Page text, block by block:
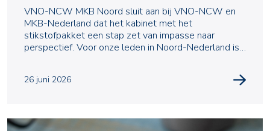
VNO-NCW MKB Noord sluit aan bij VNO-NCW en
MKB-Nederland dat het kabinet met het
stikstofpakket een stap zet van impasse naar
perspectief. Voor onze leden in Noord-Nederland is
26 juni 2026